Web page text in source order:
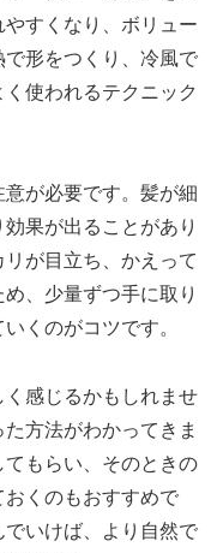
すくなり、ボリュー
形をつくり、冷風で
使われるテクニック
が必要です。髪が細
果が出ることがあり
が目立ち、かえって
、少量ずつ手に取り
くのがコツです。
感じるかもしれませ
方法がわかってきま
もらい、そのときの
くのもおすすめで
いけば、より自然で